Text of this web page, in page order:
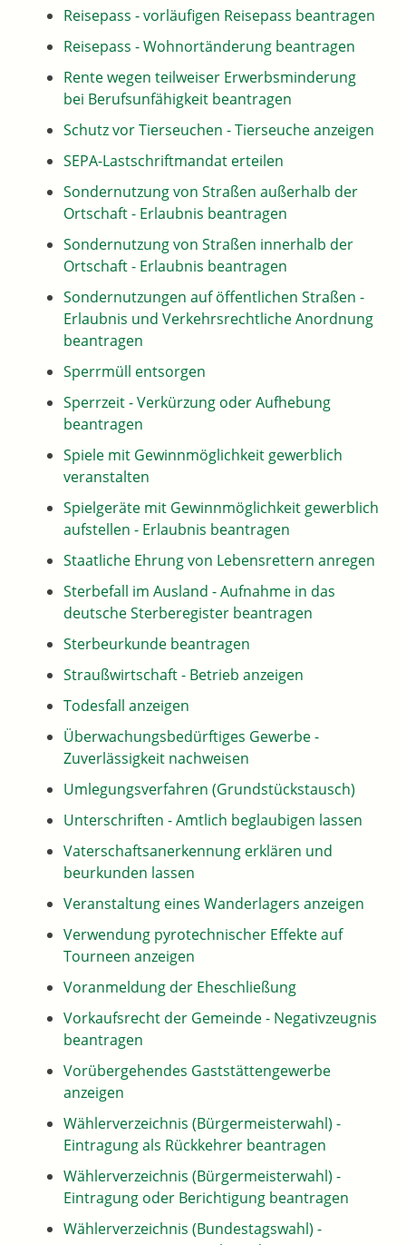
Reisepass - vorläufigen Reisepass beantragen
Reisepass - Wohnortänderung beantragen
Rente wegen teilweiser Erwerbsminderung
bei Berufsunfähigkeit beantragen
Schutz vor Tierseuchen - Tierseuche anzeigen
SEPA-Lastschriftmandat erteilen
Sondernutzung von Straßen außerhalb der
Ortschaft - Erlaubnis beantragen
Sondernutzung von Straßen innerhalb der
Ortschaft - Erlaubnis beantragen
Sondernutzungen auf öffentlichen Straßen -
Erlaubnis und Verkehrsrechtliche Anordnung
beantragen
Sperrmüll entsorgen
Sperrzeit - Verkürzung oder Aufhebung
beantragen
Spiele mit Gewinnmöglichkeit gewerblich
veranstalten
Spielgeräte mit Gewinnmöglichkeit gewerblich
aufstellen - Erlaubnis beantragen
Staatliche Ehrung von Lebensrettern anregen
Sterbefall im Ausland - Aufnahme in das
deutsche Sterberegister beantragen
Sterbeurkunde beantragen
Straußwirtschaft - Betrieb anzeigen
Todesfall anzeigen
Überwachungsbedürftiges Gewerbe -
Zuverlässigkeit nachweisen
Umlegungsverfahren (Grundstückstausch)
Unterschriften - Amtlich beglaubigen lassen
Vaterschaftsanerkennung erklären und
beurkunden lassen
Veranstaltung eines Wanderlagers anzeigen
Verwendung pyrotechnischer Effekte auf
Tourneen anzeigen
Voranmeldung der Eheschließung
Vorkaufsrecht der Gemeinde - Negativzeugnis
beantragen
Vorübergehendes Gaststättengewerbe
anzeigen
Wählerverzeichnis (Bürgermeisterwahl) -
Eintragung als Rückkehrer beantragen
Wählerverzeichnis (Bürgermeisterwahl) -
Eintragung oder Berichtigung beantragen
Wählerverzeichnis (Bundestagswahl) -